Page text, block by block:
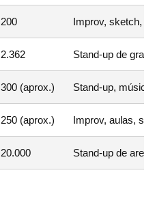
200 Improv, sketch,
2.362 Stand-up de
300 (aprox.) Stand-up,
250 (aprox.) Improv, aulas,
20.000 Stand-up de